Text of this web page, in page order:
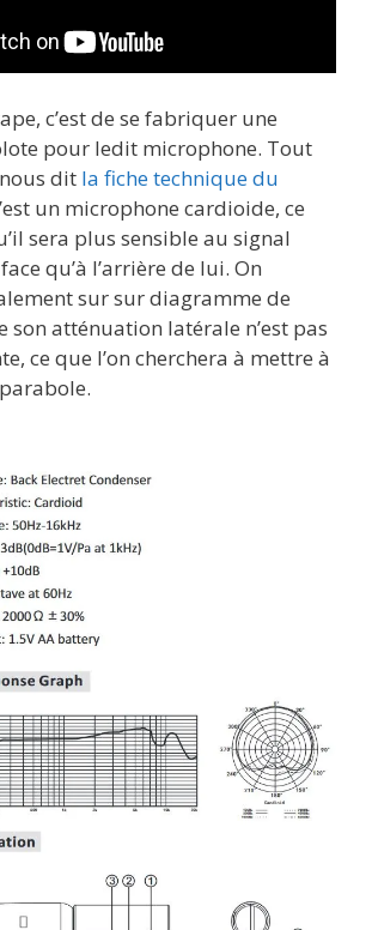
c’est de se fabriquer une
pour ledit microphone. Tout
dit la fiche technique du
un microphone cardioide, ce
sera plus sensible au signal
qu’à l’arrière de lui. On
sur sur diagramme de
son atténuation latérale n’est pas
ce que l’on cherchera à mettre à